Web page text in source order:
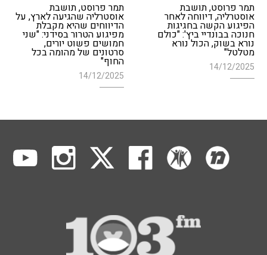
תמר פרוסט, תושבת
אוסטרליה, דיווחה לאחר
הפיגוע הקשה בחגיגות
חנוכה בבונדיי ביץ': "כולם
נורא בשוק, הכול נורא
מטלטל"
14/12/2025
תמר פרוסט, תושבת
אוסטרליה שהגיעה לארץ, על
הדיווחים שהיא מקבלת
מפיגוע הטרור בסידני: "שני
חמושים פשוט יורים,
סרטונים של מהומה בכל
החוף"
14/12/2025